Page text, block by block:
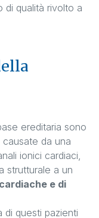
di qualità rivolto a
ereditaria sono
da una
ionici cardiaci,
strutturale a un
e di
di questi pazienti